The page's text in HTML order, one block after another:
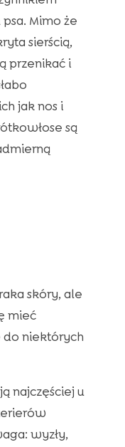
Mimo że
sierścią,
przenikać i
jak nos i
są
skóry, ale
mieć
niektórych
najczęściej u
wyzły,